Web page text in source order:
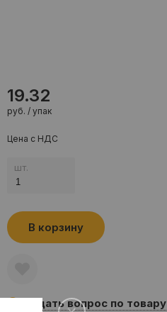
19.32
руб. / упак
Цена с НДС
шт.
В корзину
Задать вопрос по товару